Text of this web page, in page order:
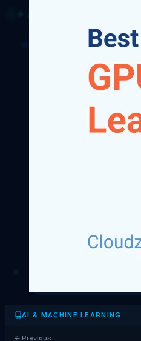
AI & MACHINE LEARNING
← Previous